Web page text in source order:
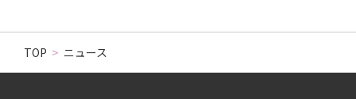
TOP > ニュース